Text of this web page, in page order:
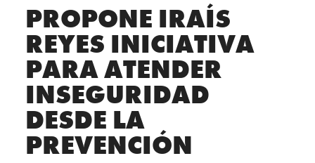
PROPONE IRAÍS
REYES INICIATIVA
PARA ATENDER
INSEGURIDAD
DESDE LA
PREVENCIÓN